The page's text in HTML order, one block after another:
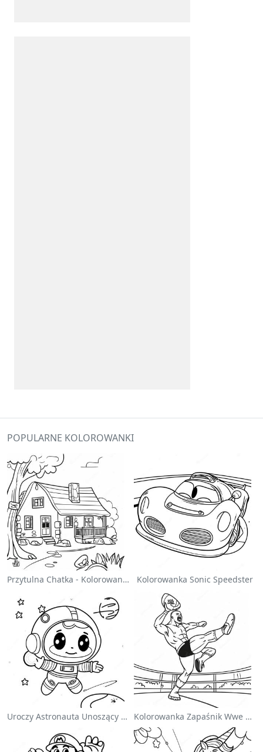
POPULARNE KOLOROWANKI
Przytulna Chatka - Kolorowanka Kolorowanka Sonic Speedster
Uroczy Astronauta Unoszący Się W Kosmosie - Kolorowanka Kolorowanka Zapaśnik Wwe Skaczący Na Przeciwnika